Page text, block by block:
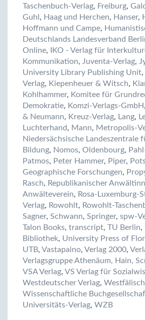
Taschenbuch-Verlag, Freiburg,
Guhl , Haag und Herchen, Hanser,
Hoffmann und Campe,
Deutschlands Landesverband
Online,
IKO - Verlag für
Kommunikation, Juventa-Verlag,
University Library Publishing Unit,
Verlag, Kiepenheuer & Witsch,
Kohlhammer, Komitee für
Demokratie, Komzi-Verlags-GmbH,
& Neumann, Kreuz-Verlag, Lang,
Luchterhand, Mann, Metropolis-
Niedersächsische Landeszentrale
Bildung, Nomos, Oldenbourg,
Patmos, Peter Hammer, Piper,
Geographische Forschungen,
Rasch, Republikanischer
Anwälteverein, Rosa-Luxemburg-
Verlag, Rowohlt, Rowohlt-
Sagner, Schwann, Springer, spw-
Talon Books, transcript, TU Berlin,
Bibliothek, University Press of
UTB, Vastapaino, Verlag 2000,
Verlagsgruppe Athenäum, Hain,
VSA Verlag, VS Verlag für
Westdeutscher Verlag,
Wissenschaftliche
Universitäts-Verlag, WZB